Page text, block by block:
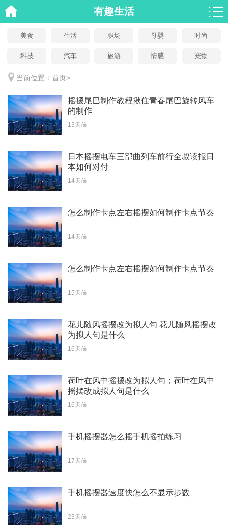
有趣生活
美食 生活 职场 母婴 时尚
科技 汽车 旅游 情感 宠物
当前位置： 首页>
摇摆尾巴制作教程揪住青春尾巴旋转风车
的制作
13天前
日本摇摆电车三部曲列车前行全叔读报日
本如何对付
14天前
怎么制作卡点左右摇摆如何制作卡点节奏
14天前
怎么制作卡点左右摇摆如何制作卡点节奏
15天前
花儿随风摇摆改为拟人句 花儿随风摇摆改
为拟人句是什么
16天前
荷叶在风中摇摆改为拟人句；荷叶在风中
摇摆改成拟人句是什么
16天前
手机摇摆器怎么摇手机摇拍练习
17天前
手机摇摆器速度快怎么不显示步数
23天前